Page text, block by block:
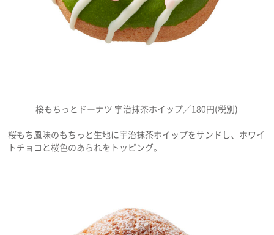
桜もちっとドーナツ 宇治抹茶ホイップ／180円(税別)
桜もち風味のもちっと生地に宇治抹茶ホイップをサンドし、ホワイ
トチョコと桜色のあられをトッピング。